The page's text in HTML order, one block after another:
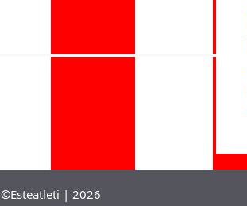
©Esteatleti | 2026